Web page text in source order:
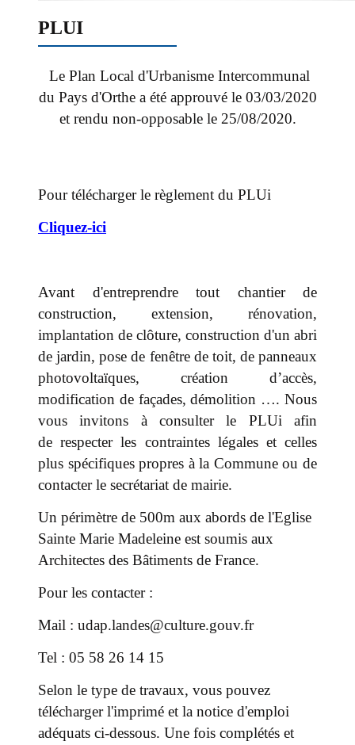
PLUI
Le Plan Local d'Urbanisme Intercommunal
du Pays d'Orthe a été approuvé le 03/03/2020
et rendu non-opposable le 25/08/2020.
Pour télécharger le règlement du PLUi
Cliquez-ici
Avant d'entreprendre tout chantier de
construction, extension, rénovation,
implantation de clôture, construction d'un abri
de jardin, pose de fenêtre de toit, de panneaux
photovoltaïques, création d’accès,
modification de façades, démolition …. Nous
vous invitons à consulter le PLUi afin
de respecter les contraintes légales et celles
plus spécifiques propres à la Commune ou de
contacter le secrétariat de mairie.
Un périmètre de 500m aux abords de l'Eglise
Sainte Marie Madeleine est soumis aux
Architectes des Bâtiments de France.
Pour les contacter :
Mail : udap.landes@culture.gouv.fr
Tel : 05 58 26 14 15
Selon le type de travaux, vous pouvez
télécharger l'imprimé et la notice d'emploi
adéquats ci-dessous. Une fois complétés et